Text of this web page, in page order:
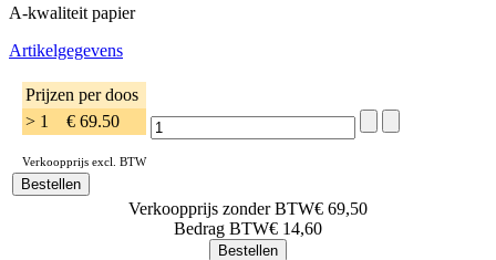
A-kwaliteit papier
Artikelgegevens
Prijzen per doos
> 1
€ 69.50
Verkoopprijs excl. BTW
Verkoopprijs zonder BTW€ 69,50
Bedrag BTW€ 14,60